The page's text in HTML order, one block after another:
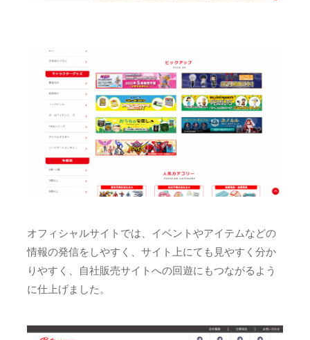
オフィシャルサイトでは、イベントやアイテムなどの
情報の発信をしやすく、サイト上にても見やすく分か
りやすく、自社販売サイトへの回遊にもつながるよう
に仕上げました。